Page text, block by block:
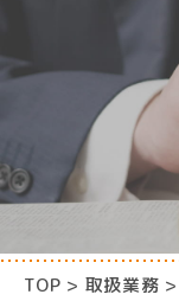
TOP 取扱業務